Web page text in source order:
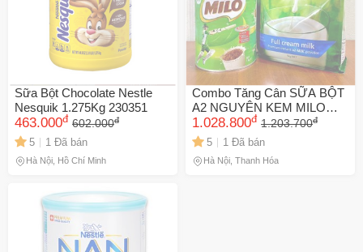
Sữa Bột Chocolate Nestle
Nesquik 1.275Kg 230351
463.000đ 602.000đ
5 1 Đã bán
Hà Nội, Hồ Chí Minh
Combo Tăng Cân SỮA BỘT
A2 NGUYÊN KEM MILO
1kg- Úc
1.028.800đ 1.203.700đ
5 1 Đã bán
Hà Nội, Thanh Hóa